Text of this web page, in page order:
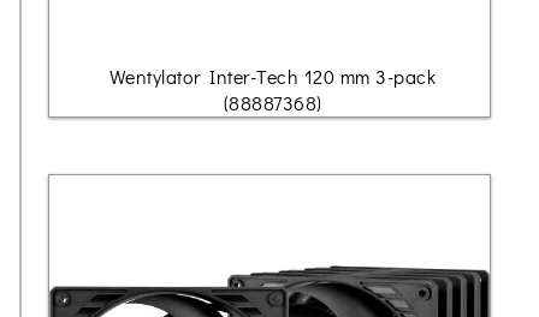
Wentylator Inter-Tech 120 mm 3-pack
(88887368)